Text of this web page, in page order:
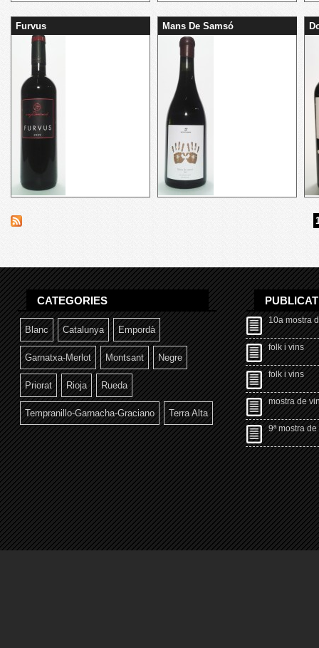
Furvus Mans De Samsó
CATEGORIES
Blanc Catalunya Empordà
Garnatxa-Merlot Montsant Negre
Priorat Rioja Rueda
Tempranillo-Garnacha-Graciano Terra Alta
10a mostra
folk i vins
folk i vins
mostra de
9ª mostra